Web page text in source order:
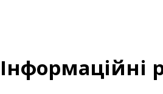
Інформаційні